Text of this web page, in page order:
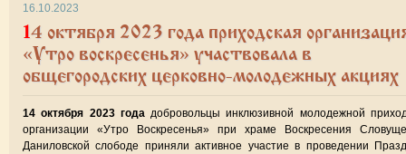
16.10.2023
14 октября 2023 года приходская организация
«Утро воскресенья» участвовала в
общегородских церковно-молодежных акциях
14 октября 2023 года добровольцы инклюзивной молодежной
организации «Утро Воскресенья» при храме Воскресения
Даниловской слободе приняли активное участие в проведении